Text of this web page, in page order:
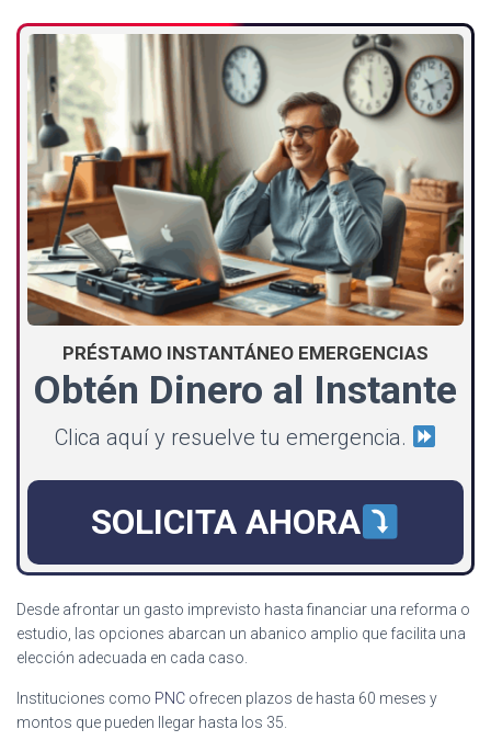
PRÉSTAMO INSTANTÁNEO EMERGENCIAS
Obtén Dinero al Instante
Clica aquí y resuelve tu emergencia.
SOLICITA AHORA
Desde afrontar un gasto imprevisto hasta financiar una reforma o
estudio, las opciones abarcan un abanico amplio que facilita una
elección adecuada en cada caso.
Instituciones como PNC ofrecen plazos de hasta 60 meses y
montos que pueden llegar hasta los 35.